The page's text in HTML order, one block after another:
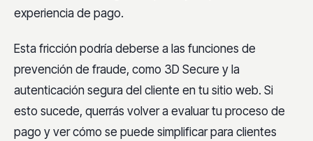
experiencia de pago.
Esta fricción podría deberse a las funciones de
prevención de fraude, como 3D Secure y la
autenticación segura del cliente en tu sitio web. Si
esto sucede, querrás volver a evaluar tu proceso de
pago y ver cómo se puede simplificar para clientes